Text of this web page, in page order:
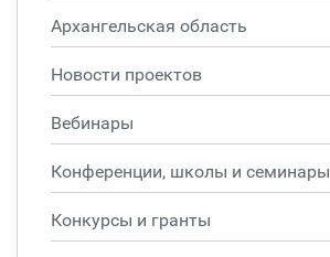
Архангельская область
Новости проектов
Вебинары
Конференции, школы и семинары
Конкурсы и гранты